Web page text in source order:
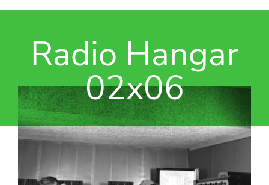
Radio Hangar
02x06